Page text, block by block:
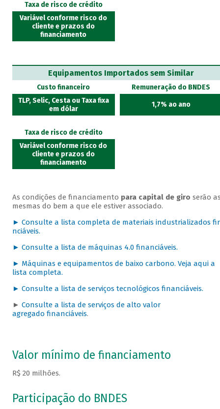
Taxa de risco de crédito
Variável conforme risco do
cliente e prazos do
financiamento
Equipamentos Importados sem Similar
Custo financeiro
TLP, Selic, Cesta ou Taxa fixa
em dólar
Remuneração do BNDES
1,7% ao ano
Taxa de risco de crédito
Variável conforme risco do
cliente e prazos do
financiamento
As condições de financiamento para capital de giro serão
mesmas do bem a que ele estiver associado.
► Consulte a lista completa de materiais industrializados
nciáveis.
► Consulte a lista de máquinas 4.0 financiáveis.
► Máquinas e equipamentos de baixo carbono. Veja aqui a
lista completa.
► Consulte a lista de serviços tecnológicos financiáveis.
► Consulte a lista de serviços de alto valor
agregado financiáveis.
Valor mínimo de financiamento
R$ 20 milhões.
Participação do BNDES